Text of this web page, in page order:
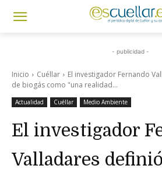
- publicidad -
Inicio Cuéllar
El investigador Fernando
de biogás como "una realidad...
Actualidad Cuéllar Medio Ambiente
El investigador
Valladares